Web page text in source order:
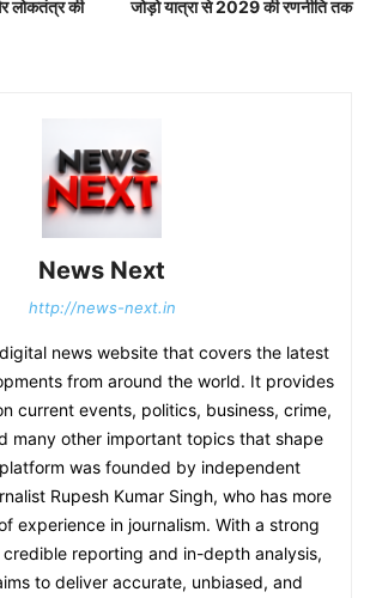
लोकतंत्र की
जोड़ो यात्रा से 2029 की रणनीति तक
News Next
http://news-next.in
news website that covers the latest
from around the world. It provides
current events, politics, business, crime,
many other important topics that shape
was founded by independent
Rupesh Kumar Singh, who has more
experience in journalism. With a strong
reporting and in-depth analysis,
to deliver accurate, unbiased, and